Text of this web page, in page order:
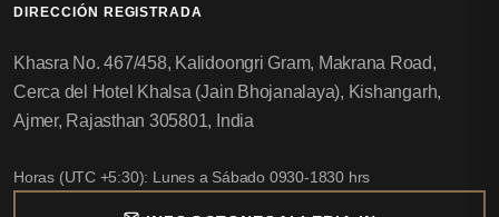
DIRECCIÓN REGISTRADA
Khasra No. 467/458, Kalidoongri Gram, Makrana Road,
Cerca del Hotel Khalsa (Jain Bhojanalaya), Kishangarh,
Ajmer, Rajasthan 305801, India
Horas (UTC +5:30): Lunes a Sábado 0930-1830 hrs